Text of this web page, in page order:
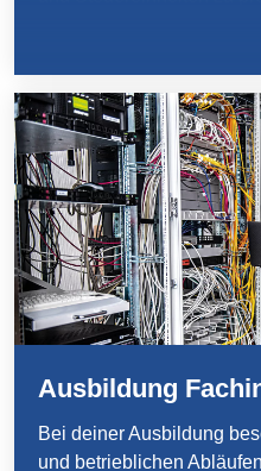
Produktionsanlagen.
Ausbildung
Bei deiner Ausbildung
und betrieblichen